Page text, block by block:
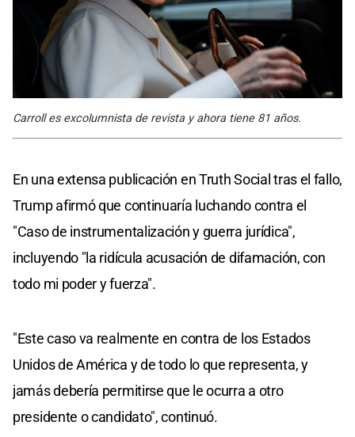
Carroll es excolumnista de revista y ahora tiene 81 años.
En una extensa publicación en Truth Social tras el fallo,
Trump afirmó que continuaría luchando contra el
"Caso de instrumentalización y guerra jurídica",
incluyendo "la ridícula acusación de difamación, con
todo mi poder y fuerza".
"Este caso va realmente en contra de los Estados
Unidos de América y de todo lo que representa, y
jamás debería permitirse que le ocurra a otro
presidente o candidato", continuó.